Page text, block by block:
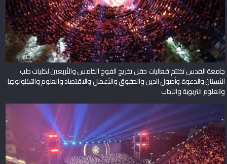
جامعة القدس تختتم فعاليات حفل تخريج الفوج الخامس والأربعين لكليات طب
الأسنان والدعوة وأصول الدين والحقوق والأعمال والاقتصاد والعلوم والتكنولوجيا
والعلوم التربوية والآداب